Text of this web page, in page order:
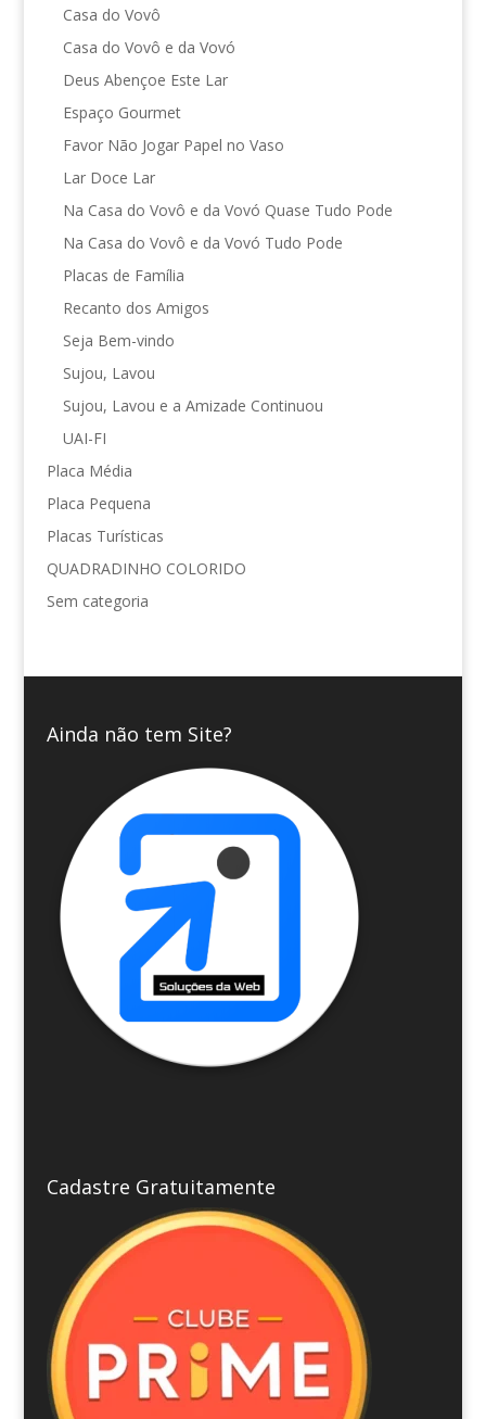
Casa do Vovô
Casa do Vovô e da Vovó
Deus Abençoe Este Lar
Espaço Gourmet
Favor Não Jogar Papel no Vaso
Lar Doce Lar
Na Casa do Vovô e da Vovó Quase Tudo Pode
Na Casa do Vovô e da Vovó Tudo Pode
Placas de Família
Recanto dos Amigos
Seja Bem-vindo
Sujou, Lavou
Sujou, Lavou e a Amizade Continuou
UAI-FI
Placa Média
Placa Pequena
Placas Turísticas
QUADRADINHO COLORIDO
Sem categoria
Ainda não tem Site?
Cadastre Gratuitamente